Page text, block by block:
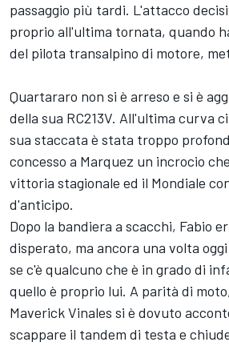
passaggio più tardi. L'attacco
proprio all'ultima tornata, quando
del pilota transalpino di motore,
Quartararo non si è arreso e si è
della sua RC213V. All'ultima curva
sua staccata è stata troppo
concesso a Marquez un incrocio
vittoria stagionale ed il Mondiale
d'anticipo.
Dopo la bandiera a scacchi, Fabio
disperato, ma ancora una volta
se c'è qualcuno che è in grado di
quello è proprio lui. A parità di
Maverick Vinales si è dovuto
scappare il tandem di testa e